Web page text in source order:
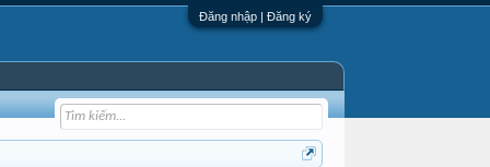
Đăng nhập | Đăng ký